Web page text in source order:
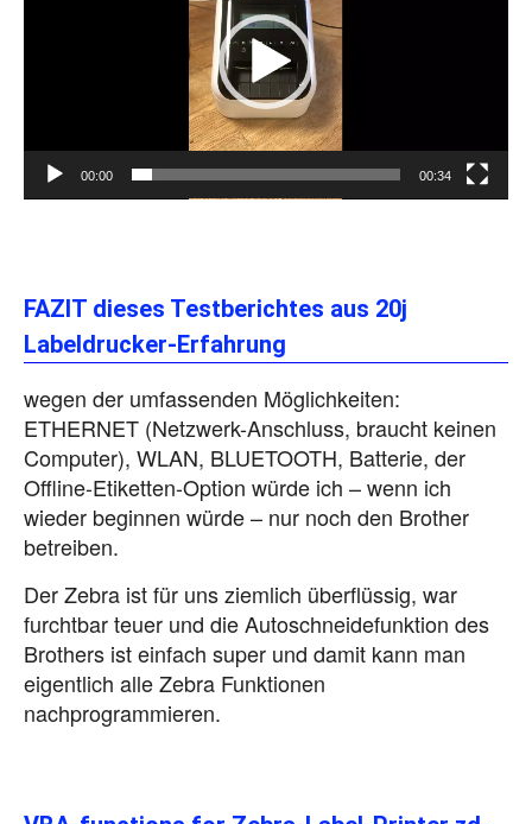
a
00:00 00:34
FAZIT dieses Testberichtes aus 20j
Labeldrucker-Erfahrung
wegen der umfassenden Möglichkeiten:
ETHERNET (Netzwerk-Anschluss, braucht keinen
Computer), WLAN, BLUETOOTH, Batterie, der
Offline-Etiketten-Option würde ich – wenn ich
wieder beginnen würde – nur noch den Brother
betreiben.
Der Zebra ist für uns ziemlich überflüssig, war
furchtbar teuer und die Autoschneidefunktion des
Brothers ist einfach super und damit kann man
eigentlich alle Zebra Funktionen
nachprogrammieren.